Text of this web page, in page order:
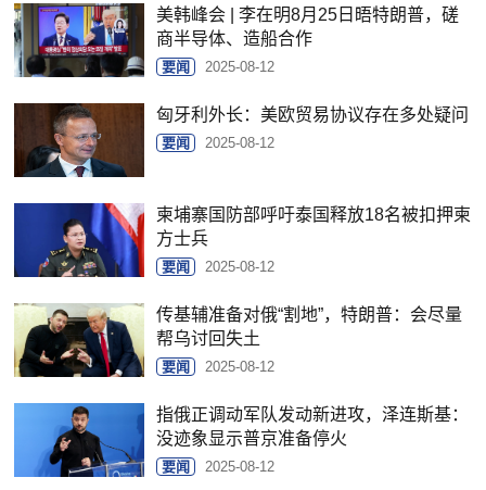
美韩峰会 | 李在明8月25日晤特朗普，磋
商半导体、造船合作
要闻 2025-08-12
匈牙利外长：美欧贸易协议存在多处疑问
要闻 2025-08-12
柬埔寨国防部呼吁泰国释放18名被扣押柬
方士兵
要闻 2025-08-12
传基辅准备对俄“割地”，特朗普：会尽量
帮乌讨回失土
要闻 2025-08-12
指俄正调动军队发动新进攻，泽连斯基：
没迹象显示普京准备停火
要闻 2025-08-12